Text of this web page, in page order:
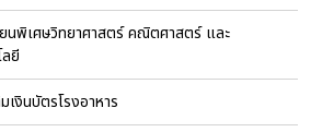
นพิเศษวิทยาศาสตร์ คณิตศาสตร์ และ
ลยี
เงินบัตรโรงอาหาร